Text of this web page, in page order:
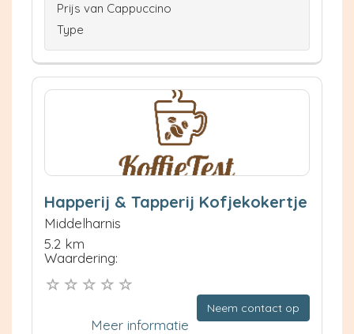
Prijs van Cappuccino
Type
Happerij & Tapperij Kofjekokertje
Middelharnis
5.2 km
Waardering:
Neem contact op
Meer informatie